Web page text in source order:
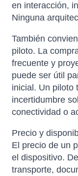
en interacción,
Ninguna
También
piloto. La
frecuente y
puede ser útil
inicial. Un piloto
incertidumbre
conectividad o
Precio y
El precio de un
el dispositivo.
transporte,